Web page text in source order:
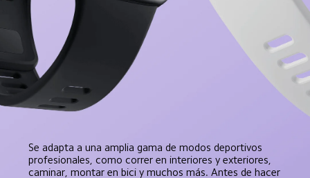
Se adapta a una amplia gama de modos deportivos
profesionales, como correr en interiores y exteriores,
caminar, montar en bici y muchos más. Antes de hacer